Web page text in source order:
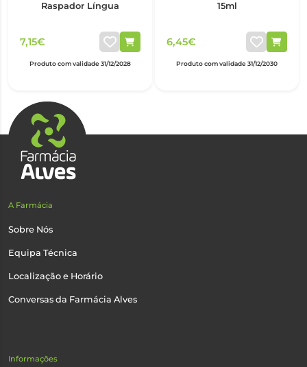
Raspador Língua
7,15€
Produto com validade 31/12/2028
15ml
6,45€
Produto com validade 31/12/2030
A Farmácia
Sobre Nós
Equipa Técnica
Localização e Horário
Conversas da Farmácia Alves
Informações